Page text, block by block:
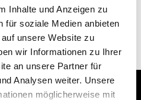
Inhalte und Anzeigen zu
für soziale Medien anbieten
unsere Website zu
wir Informationen zu Ihrer
an unsere Partner für
Analysen weiter. Unsere
möglicherweise mit